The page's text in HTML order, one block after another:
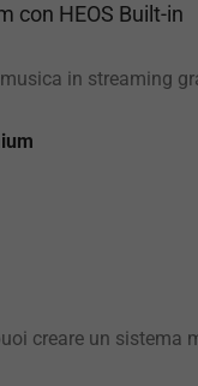
con HEOS Built-in
in streaming
creare un sistema